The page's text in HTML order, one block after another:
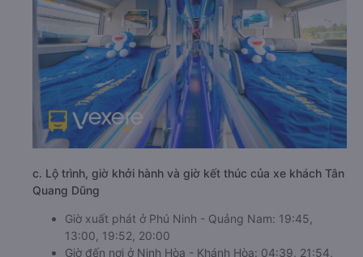
c. Lộ trình, giờ khởi hành và giờ kết thúc của xe khách Tân
Quang Dũng
Giờ xuất phát ở Phú Ninh - Quảng Nam: 19:45,
13:00, 19:52, 20:00
Giờ đến nơi ở Ninh Hòa - Khánh Hòa: 04:39, 21:54,